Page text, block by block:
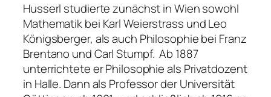
Husserl studierte zunächst in Wien sowohl
Mathematik bei Karl Weierstrass und Leo
Königsberger, als auch Philosophie bei Franz
Brentano und Carl Stumpf. Ab 1887
unterrichtete er Philosophie als Privatdozent
in Halle. Dann als Professor der Universität